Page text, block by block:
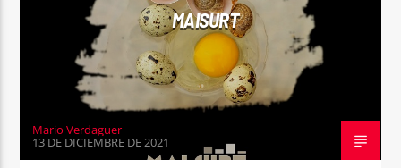
MAISURT
Mario Verdaguer
13 DE DICIEMBRE DE 2021